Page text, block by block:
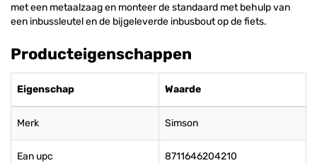
met een metaalzaag en monteer de standaard met behulp van
een inbussleutel en de bijgeleverde inbusbout op de fiets.
Producteigenschappen
Eigenschap Waarde
Merk Simson
Ean upc 8711646204210